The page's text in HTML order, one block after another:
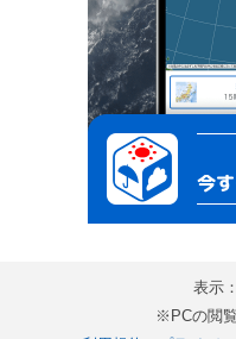
表示：
※PCの閲